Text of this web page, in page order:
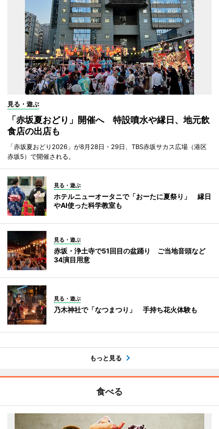
見る・遊ぶ
「赤坂夏おどり」開催へ 特設噴水や縁日、地元飲
食店の出店も
「赤坂夏おどり2026」が8月28日・29日、TBS赤坂サカス広場（港区
赤坂5）で開催される。
見る・遊ぶ
ホテルニューオータニで「おーたに夏祭り」 縁日
やAI使った科学教室も
見る・遊ぶ
赤坂・浄土寺で51回目の盆踊り ご当地音頭など
34演目用意
見る・遊ぶ
乃木神社で「なつまつり」 手持ち花火体験も
もっと見る
食べる